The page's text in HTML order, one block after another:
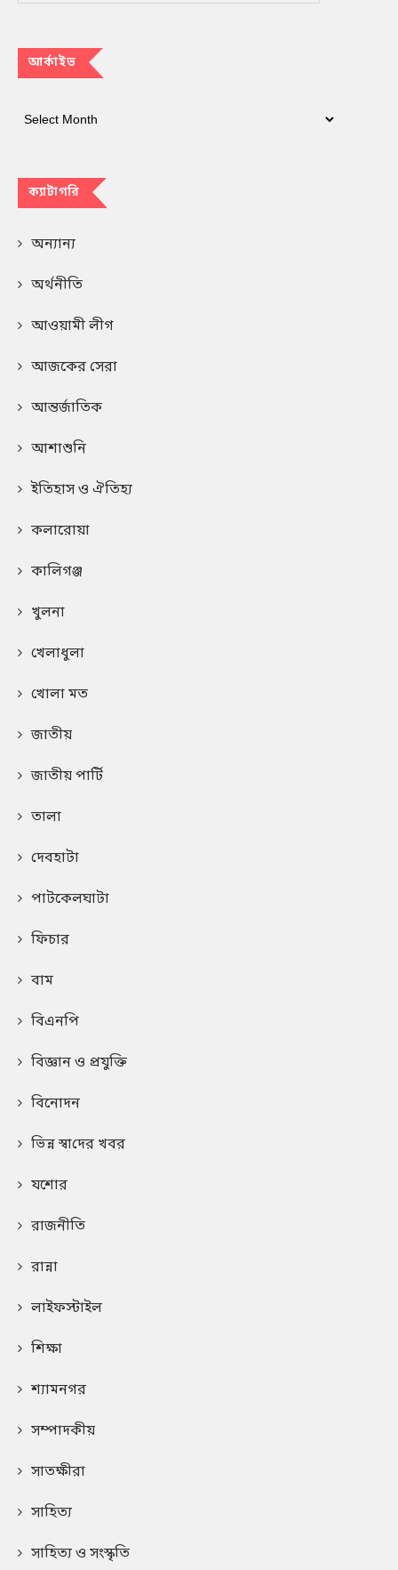
আর্কাইভ
ক্যাটাগরি
অন্যান্য
অর্থনীতি
আওয়ামী লীগ
আজকের সেরা
আন্তর্জাতিক
আশাশুনি
ইতিহাস ও ঐতিহ্য
কলারোয়া
কালিগঞ্জ
খুলনা
খেলাধুলা
খোলা মত
জাতীয়
জাতীয় পার্টি
তালা
দেবহাটা
পাটকেলঘাটা
ফিচার
বাম
বিএনপি
বিজ্ঞান ও প্রযুক্তি
বিনোদন
ভিন্ন স্বা‌দের খবর
যশোর
রাজনীতি
রান্না
লাইফস্টাইল
শিক্ষা
শ্যামনগর
সম্পাদকীয়
সাতক্ষীরা
সাহিত্য
সাহিত্য ও সংস্কৃতি